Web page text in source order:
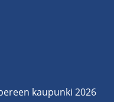
kau­pun­ki 2026